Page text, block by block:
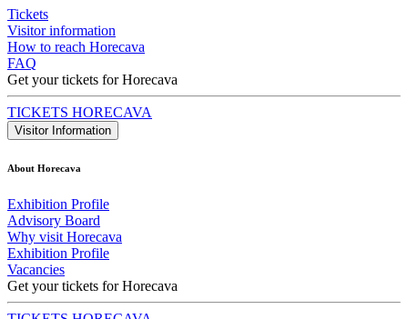
Tickets
Visitor information
How to reach Horecava
FAQ
Get your tickets for Horecava
TICKETS HORECAVA
Visitor Information
About Horecava
Exhibition Profile
Advisory Board
Why visit Horecava
Exhibition Profile
Vacancies
Get your tickets for Horecava